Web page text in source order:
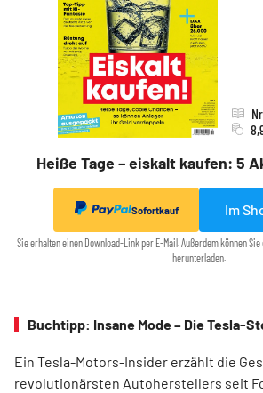
Heiße Tage – eiskalt kaufen: 5
Sofortkauf Im
Sie erhalten einen Download-Link per E-Mail. Außerdem können
herunterladen.
Buchtipp: Insane Mode – Die Tesla-
Ein Tesla-Motors-Insider erzählt die
revolutionärsten Autoherstellers seit